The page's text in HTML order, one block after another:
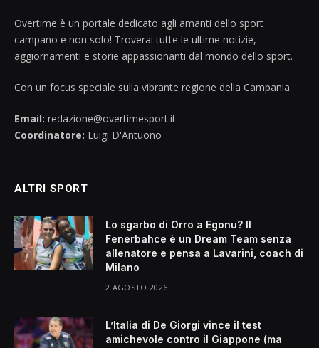
Overtime è un portale dedicato agli amanti dello sport
campano e non solo! Troverai tutte le ultime notizie,
aggiornamenti e storie appassionanti dal mondo dello sport.
Con un focus speciale sulla vibrante regione della Campania.
Email: redazione@overtimesport.it
Coordinatore: Luigi D'Antuono
ALTRI SPORT
Lo sgarbo di Orro a Egonu? Il
Fenerbahce è un Dream Team senza
allenatore e pensa a Lavarini, coach di
Milano
2 AGOSTO 2026
L’Italia di De Giorgi vince il test
amichevole contro il Giappone (ma